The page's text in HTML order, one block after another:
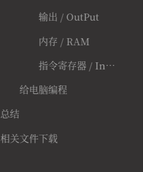
输出 / OutPut
内存 / RAM
指令寄存器 / Instruction Reader
给电脑编程
总结
相关文件下载